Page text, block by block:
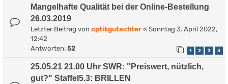
Mangelhafte Qualität bei der Online-Bestellung
26.03.2019
Letzter Beitrag von optikgutachter « Sonntag 3. April 2022,
12:42
Antworten: 52 1 2 3 4
25.05.21 21.00 Uhr SWR: "Preiswert, nützlich,
gut?" Staffel5.3: BRILLEN